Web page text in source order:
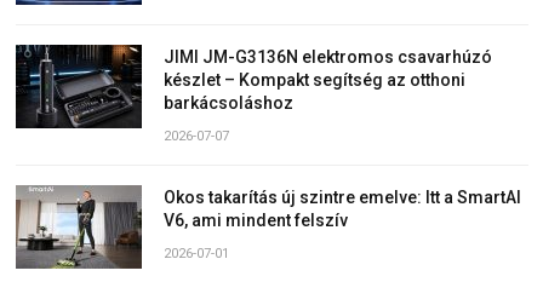
JIMI JM-G3136N elektromos csavarhúzó
készlet – Kompakt segítség az otthoni
barkácsoláshoz
2026-07-07
Okos takarítás új szintre emelve: Itt a SmartAI
V6, ami mindent felszív
2026-07-01